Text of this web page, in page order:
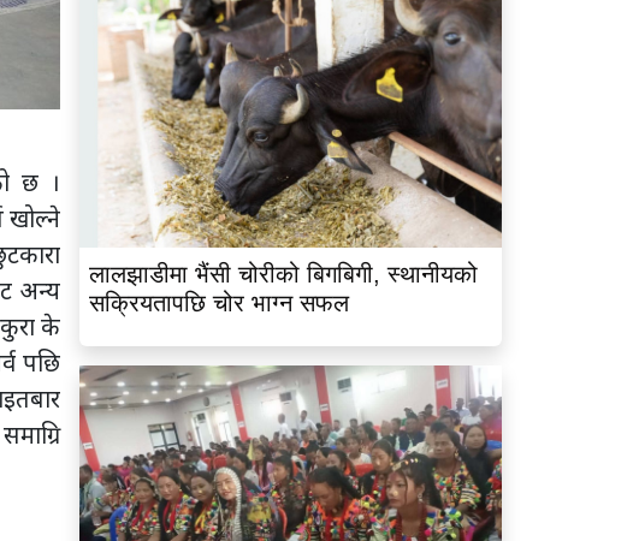
छ ।
खोल्ने
अन्य
के
पछि
लालझाडीमा भैंसी चोरीको बिगबिगी, स्थानीयको
सक्रियतापछि चोर भाग्न सफल